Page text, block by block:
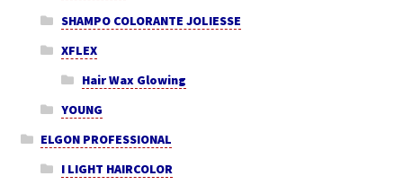
SHAMPO COLORANTE JOLIESSE
XFLEX
Hair Wax Glowing
YOUNG
ELGON PROFESSIONAL
I LIGHT HAIRCOLOR